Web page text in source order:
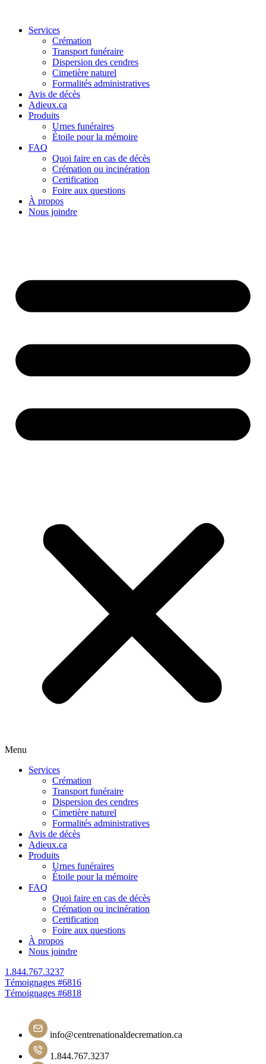
Services
Crémation
Transport funéraire
Dispersion des cendres
Cimetière naturel
Formalités administratives
Avis de décès
Adieux.ca
Produits
Urnes funéraires
Étoile pour la mémoire
FAQ
Quoi faire en cas de décès
Crémation ou incinération
Certification
Foire aux questions
À propos
Nous joindre
Menu
Services
Crémation
Transport funéraire
Dispersion des cendres
Cimetière naturel
Formalités administratives
Avis de décès
Adieux.ca
Produits
Urnes funéraires
Étoile pour la mémoire
FAQ
Quoi faire en cas de décès
Crémation ou incinération
Certification
Foire aux questions
À propos
Nous joindre
1.844.767.3237
Navigation
de
l'article
Témoignages #6816
Témoignages #6818
info@centrenationaldecremation.ca
1.844.767.3237